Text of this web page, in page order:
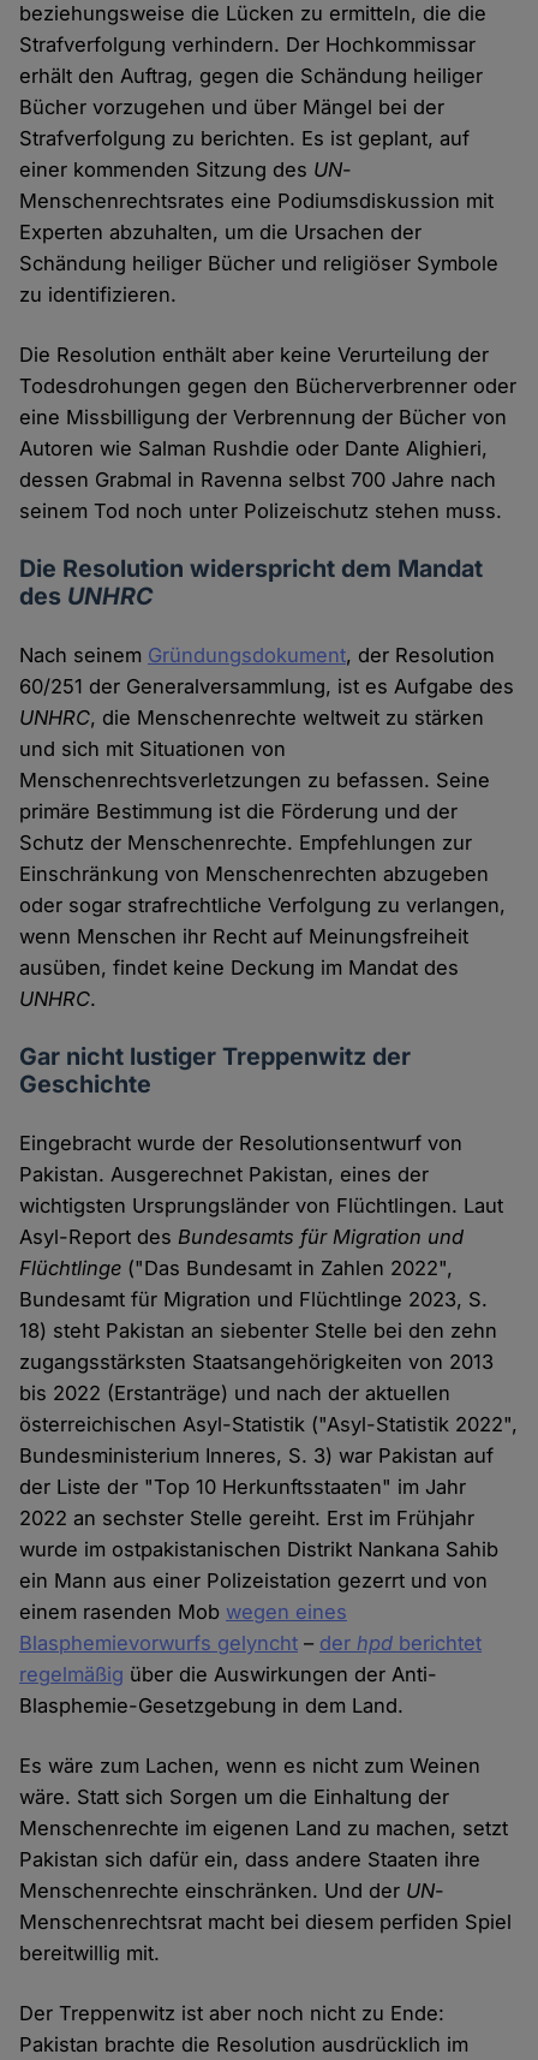
beziehungsweise die Lücken zu ermitteln, die die
Strafverfolgung verhindern. Der Hochkommissar
erhält den Auftrag, gegen die Schändung heiliger
Bücher vorzugehen und über Mängel bei der
Strafverfolgung zu berichten. Es ist geplant, auf
einer kommenden Sitzung des UN-
Menschenrechtsrates eine Podiumsdiskussion mit
Experten abzuhalten, um die Ursachen der
Schändung heiliger Bücher und religiöser Symbole
zu identifizieren.
Die Resolution enthält aber keine Verurteilung der
Todesdrohungen gegen den Bücherverbrenner oder
eine Missbilligung der Verbrennung der Bücher von
Autoren wie Salman Rushdie oder Dante Alighieri,
dessen Grabmal in Ravenna selbst 700 Jahre nach
seinem Tod noch unter Polizeischutz stehen muss.
Die Resolution widerspricht dem Mandat
des UNHRC
Nach seinem Gründungsdokument, der Resolution
60/251 der Generalversammlung, ist es Aufgabe des
UNHRC, die Menschenrechte weltweit zu stärken
und sich mit Situationen von
Menschenrechtsverletzungen zu befassen. Seine
primäre Bestimmung ist die Förderung und der
Schutz der Menschenrechte. Empfehlungen zur
Einschränkung von Menschenrechten abzugeben
oder sogar strafrechtliche Verfolgung zu verlangen,
wenn Menschen ihr Recht auf Meinungsfreiheit
ausüben, findet keine Deckung im Mandat des
UNHRC.
Gar nicht lustiger Treppenwitz der
Geschichte
Eingebracht wurde der Resolutionsentwurf von
Pakistan. Ausgerechnet Pakistan, eines der
wichtigsten Ursprungsländer von Flüchtlingen. Laut
Asyl-Report desBundesamts für Migration und
Flüchtlinge ("Das Bundesamt in Zahlen 2022",
Bundesamt für Migration und Flüchtlinge 2023, S.
18) steht Pakistan an siebenter Stelle bei den zehn
zugangsstärksten Staatsangehörigkeiten von 2013
bis 2022 (Erstanträge) und nach der aktuellen
österreichischen Asyl-Statistik ("Asyl-Statistik 2022",
Bundesministerium Inneres, S. 3) war Pakistan auf
der Liste der "Top 10 Herkunftsstaaten" im Jahr
2022 an sechster Stelle gereiht. Erst im Frühjahr
wurde im ostpakistanischen Distrikt Nankana Sahib
ein Mann aus einer Polizeistation gezerrt und von
einem rasenden Mob wegen eines
Blasphemievorwurfs gelyncht – derhpd berichtet
regelmäßig über die Auswirkungen der Anti-
Blasphemie-Gesetzgebung in dem Land.
Es wäre zum Lachen, wenn es nicht zum Weinen
wäre. Statt sich Sorgen um die Einhaltung der
Menschenrechte im eigenen Land zu machen, setzt
Pakistan sich dafür ein, dass andere Staaten ihre
Menschenrechte einschränken. Und der UN-
Menschenrechtsrat macht bei diesem perfiden Spiel
bereitwillig mit.
Der Treppenwitz ist aber noch nicht zu Ende:
Pakistan brachte die Resolution ausdrücklich im